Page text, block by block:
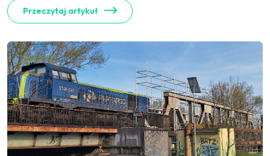
Przeczytaj artykuł